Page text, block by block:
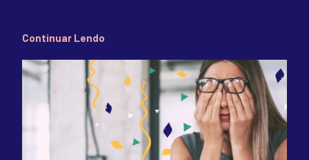
Continuar Lendo